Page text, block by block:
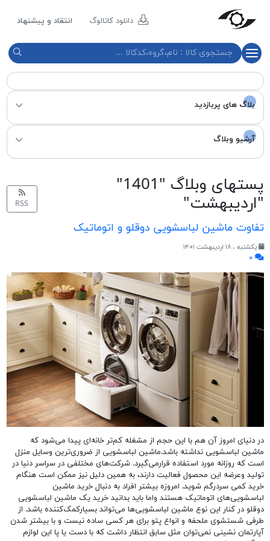
دانلود کاتالوگ انتقاد و پیشنهاد
بلاگ های پربازدید
آرشیو وبلاگ
پست‎های وبلاگ "1401"
"اردیبهشت"
RSS
تفاوت ماشین لباسشویی دوقلو و اتوماتیک
یکشنبه ، ۱۸ اردیبهشت ۱۴۰۱
۰
در دنیای امروز آن هم با این حجم از مشغله کم‌تر خانه‌ای پیدا می‌شود که
ماشین لباسشویی نداشته باشد.ماشین لباسشویی از ضروری‌ترین وسایل منزل
است که روزانه مورد استفاده قرارمی‌گیرد. شرکت‌های مختلفی در سراسر دنیا در
تولید وعرضه این محصول فعالیت دارند، به همین دلیل نیز ممکن است هنگام
خرید کمی سردرگم شوید. امروزه بیشتر افراد به دنبال خرید ماشین
لباسشویی‌های اتوماتیک هستند واما باید بدانید خرید یک ماشین لباسشویی
دوقلو در کنار این نوع ماشین لباسشویی‌ها می‌تواند بسیارکمک‌کننده باشد. از
طرفی شستشوی ملحفه و انواع پتو برای هر کسی ساده نیست و با بیشتر شدن
آپارتمان نشینی نمی‌توان مثل سابق انتظار داشت که با دست یا پا این لوازم